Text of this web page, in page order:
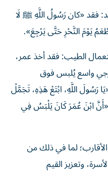
فقد «كان رَسُولُ اللَّهِﷺلَا
يَوْمَ النَّحْرِ حَتَّى يَرْجِعَ».
الطيب: فقد أخذ عمر،
واسع يُلبس فوق
رَسُولَ اللَّهِ، ابْتَعْ هَذِهِ، تَجَمَّلْ
«أَنَّ ابْنَ عُمَرَ كَانَ يَلْبَسُ فِي
لما في ذلك من
وتعزيز القيم